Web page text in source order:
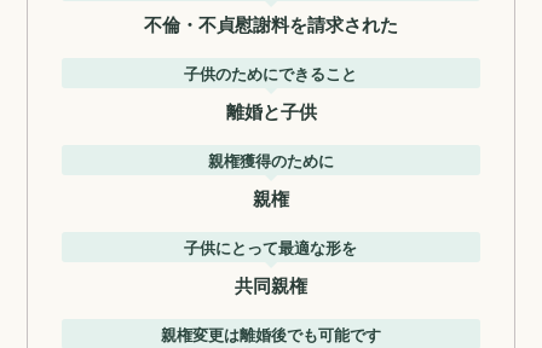
不倫・不貞慰謝料を請求された
子供のためにできること
離婚と子供
親権獲得のために
親権
子供にとって最適な形を
共同親権
親権変更は離婚後でも可能です